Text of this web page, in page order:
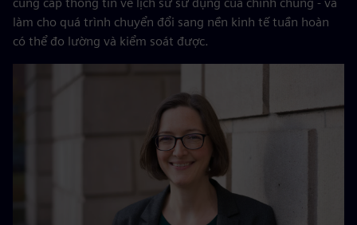
làm cho quá trình chuyển đổi sang nền kinh tế tuần hoàn
có thể đo lường và kiểm soát được.